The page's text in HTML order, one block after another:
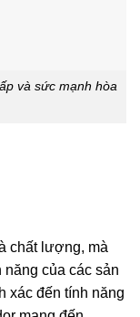
và sức mạnh hòa
chất lượng, mà
của các sản
xác đến tính năng